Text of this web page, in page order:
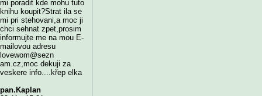
mi poradit kde mohu tuto
knihu koupit?Strat ila se
mi pri stehovani,a moc ji
chci sehnat zpet,prosim
informujte me na mou E-
mailovou adresu
lovewom@sezn
am.cz,moc dekuji za
veskere info....křep elka
pan.Kaplan